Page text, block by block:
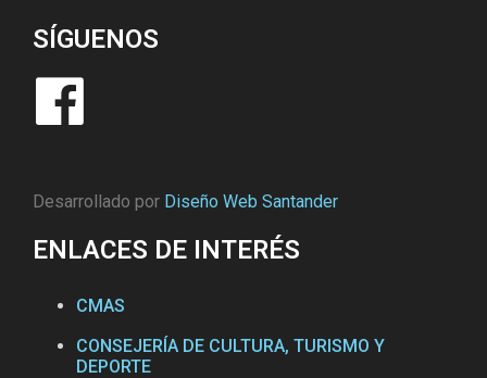
SÍGUENOS
Desarrollado por Diseño Web Santander
ENLACES DE INTERÉS
CMAS
CONSEJERÍA DE CULTURA, TURISMO Y
DEPORTE